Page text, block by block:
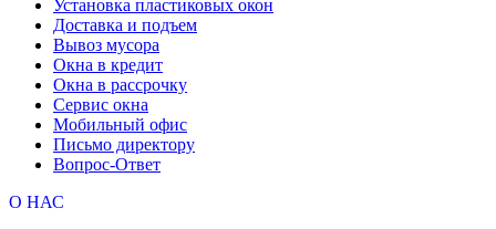
Установка пластиковых окон
Доставка и подъем
Вывоз мусора
Окна в кредит
Окна в рассрочку
Сервис окна
Мобильный офис
Письмо директору
Вопрос-Ответ
О НАС